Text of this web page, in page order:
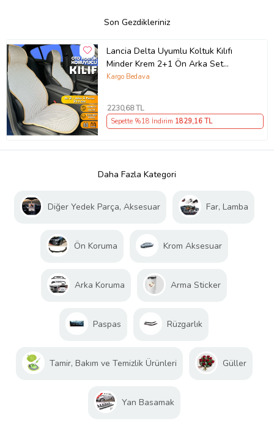
Son Gezdikleriniz
Lancia Delta Uyumlu Koltuk Kılıfı
Minder Krem 2+1 Ön Arka Set
(Karışık)
Kargo Bedava
2230,68 TL
Sepette %18 İndirim 1829,16 TL
Daha Fazla Kategori
Diğer Yedek Parça, Aksesuar Far, Lamba
Ön Koruma Krom Aksesuar
Arka Koruma Arma Sticker
Paspas Rüzgarlık
Tamir, Bakım ve Temizlik Ürünleri Güller
Yan Basamak